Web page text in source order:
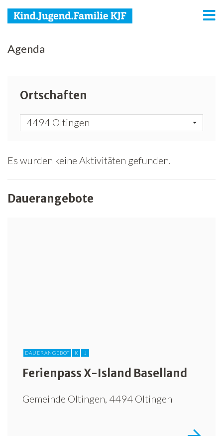
KJF
Media
Agenda
Spenden
Agenda
Ortschaften
4494 Oltingen
Es wurden keine Aktivitäten gefunden.
Dauerangebote
DAUERANGEBOT K J
Ferienpass X-Island Baselland
Gemeinde Oltingen, 4494 Oltingen